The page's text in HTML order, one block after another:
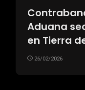
Aduana
en Tierra
26/02/2026